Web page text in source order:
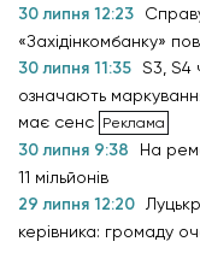
30 липня 12:23
«Західінкомбанку»
30 липня 11:35 S3, S4
означають
має сенс
30 липня 9:38
На
11 мільйонів
29 липня 12:20
керівника: громаду